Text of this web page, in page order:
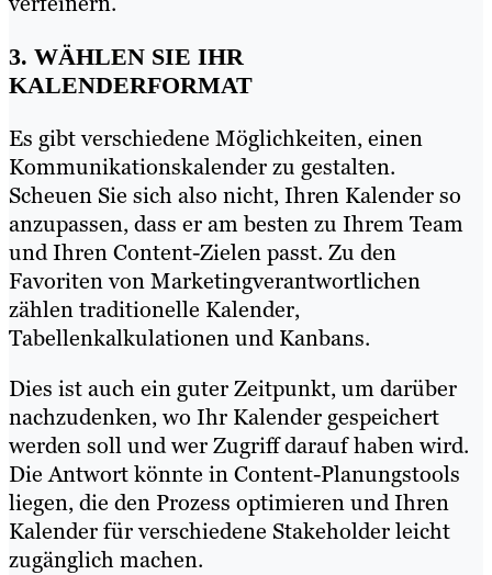
3. WÄHLEN SIE IHR
KALENDERFORMAT
Es gibt verschiedene Möglichkeiten, einen
Kommunikationskalender zu gestalten.
Scheuen Sie sich also nicht, Ihren Kalender so
anzupassen, dass er am besten zu Ihrem Team
und Ihren Content-Zielen passt. Zu den
Favoriten von Marketingverantwortlichen
zählen traditionelle Kalender,
Tabellenkalkulationen und Kanbans.
Dies ist auch ein guter Zeitpunkt, um darüber
nachzudenken, wo Ihr Kalender gespeichert
werden soll und wer Zugriff darauf haben wird.
Die Antwort könnte in Content-Planungstools
liegen, die den Prozess optimieren und Ihren
Kalender für verschiedene Stakeholder leicht
zugänglich machen.